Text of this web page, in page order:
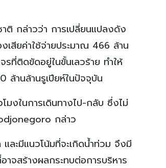
กล่าวว่า การเปลี่ยนแปลงดัง
เสียค่าใช้จ่ายประมาณ 466 ล้าน
ที่ติดขัดอยู่ในขั้นเลวร้าย ทำให้
ล้านล้านรูเปียห์ในปัจจุบัน
มงในการเดินทางไป-กลับ ซึ่งไม่
กล่าว
ละมีแนวโน้มที่จะเกิดน้ำท่วม จึงมี
าจสร้างผลกระทบต่อการบริหาร